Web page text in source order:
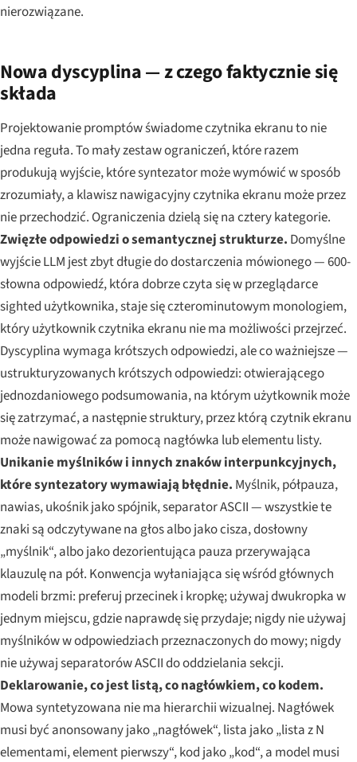
nierozwiązane.
Nowa dyscyplina — z czego faktycznie się
składa
Projektowanie promptów świadome czytnika ekranu to nie
jedna reguła. To mały zestaw ograniczeń, które razem
produkują wyjście, które syntezator może wymówić w sposób
zrozumiały, a klawisz nawigacyjny czytnika ekranu może przez
nie przechodzić. Ograniczenia dzielą się na cztery kategorie.
Zwięzłe odpowiedzi o semantycznej strukturze. Domyślne
wyjście LLM jest zbyt długie do dostarczenia mówionego — 600-
słowna odpowiedź, która dobrze czyta się w przeglądarce
sighted użytkownika, staje się czterominutowym monologiem,
który użytkownik czytnika ekranu nie ma możliwości przejrzeć.
Dyscyplina wymaga krótszych odpowiedzi, ale co ważniejsze —
ustrukturyzowanych krótszych odpowiedzi: otwierającego
jednozdaniowego podsumowania, na którym użytkownik może
się zatrzymać, a następnie struktury, przez którą czytnik ekranu
może nawigować za pomocą nagłówka lub elementu listy.
Unikanie myślników i innych znaków interpunkcyjnych,
które syntezatory wymawiają błędnie. Myślnik, półpauza,
nawias, ukośnik jako spójnik, separator ASCII — wszystkie te
znaki są odczytywane na głos albo jako cisza, dosłowny
„myślnik“, albo jako dezorientująca pauza przerywająca
klauzulę na pół. Konwencja wyłaniająca się wśród głównych
modeli brzmi: preferuj przecinek i kropkę; używaj dwukropka w
jednym miejscu, gdzie naprawdę się przydaje; nigdy nie używaj
myślników w odpowiedziach przeznaczonych do mowy; nigdy
nie używaj separatorów ASCII do oddzielania sekcji.
Deklarowanie, co jest listą, co nagłówkiem, co kodem.
Mowa syntetyzowana nie ma hierarchii wizualnej. Nagłówek
musi być anonsowany jako „nagłówek“, lista jako „lista z N
elementami, element pierwszy“, kod jako „kod“, a model musi